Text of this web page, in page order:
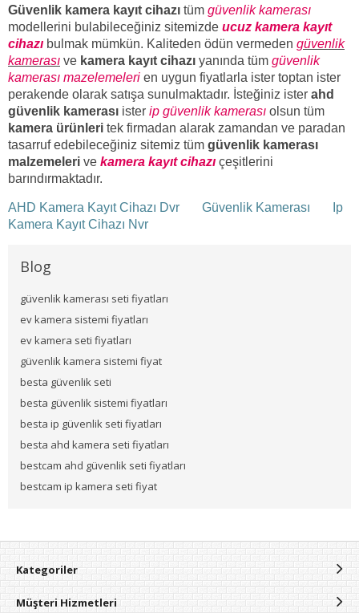
Güvenlik kamera kayıt cihazı tüm güvenlik kamerası
modellerini bulabileceğiniz sitemizde ucuz kamera kayıt
cihazı bulmak mümkün. Kaliteden ödün vermeden güvenlik
kamerası ve kamera kayıt cihazı yanında tüm güvenlik
kamerası mazelemeleri en uygun fiyatlarla ister toptan ister
perakende olarak satışa sunulmaktadır. İsteğiniz ister ahd
güvenlik kamerası ister ip güvenlik kamerası olsun tüm
kamera ürünleri tek firmadan alarak zamandan ve paradan
tasarruf edebileceğiniz sitemiz tüm güvenlik kamerası
malzemeleri ve kamera kayıt cihazı çeşitlerini
barındırmaktadır.
AHD Kamera Kayıt Cihazı Dvr Güvenlik Kamerası
Ip
Kamera Kayıt Cihazı Nvr
Blog
güvenlik kamerası seti fiyatları
ev kamera sistemi fiyatları
ev kamera seti fiyatları
güvenlik kamera sistemi fiyat
besta güvenlik seti
besta güvenlik sistemi fiyatları
besta ip güvenlik seti fiyatları
besta ahd kamera seti fiyatları
bestcam ahd güvenlik seti fiyatları
bestcam ip kamera seti fiyat
Kategoriler
Müşteri Hizmetleri